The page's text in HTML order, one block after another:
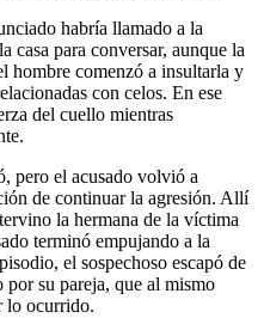
habría llamado a la
casa para conversar, aunque la
hombre comenzó a insultarla y
con celos. En ese
del cuello mientras
pero el acusado volvió a
de continuar la agresión. Allí
la hermana de la víctima
terminó empujando a la
el sospechoso escapó de
su pareja, que al mismo
lo ocurrido.